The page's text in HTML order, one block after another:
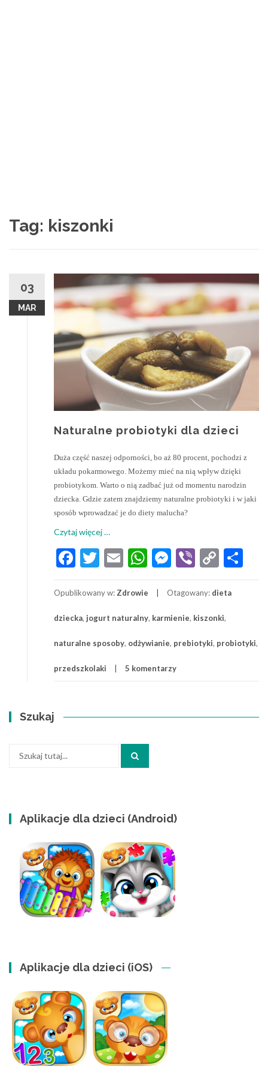
Tag: kiszonki
03
MAR
Naturalne probiotyki dla dzieci
Duża część naszej odporności, bo aż 80 procent, pochodzi z
układu pokarmowego. Możemy mieć na nią wpływ dzięki
probiotykom. Warto o nią zadbać już od momentu narodzin
dziecka. Gdzie zatem znajdziemy naturalne probiotyki i w jaki
sposób wprowadzać je do diety malucha?
Czytaj więcej
probiotyki
dla
…
Facebook
Twitter
EmailWhatsApp
Messenger
Viber
Copy
Opublikowany w: Zdrowie Otagowany: dieta
dziecka, jogurt naturalny, karmienie, kiszonki,
naturalne sposoby, odżywianie, prebiotyki, probiotyki,
przedszkolaki 5 komentarzy
Szukaj
Aplikacje dla dzieci (Android)
Aplikacje dla dzieci (iOS)